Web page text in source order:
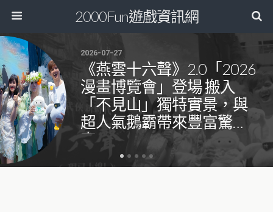
2000Fun遊戲資訊網
2026-07-27
《燕雲十六聲》2.0「2026
漫畫博覽會」登場 搬入
「不見山」獨特實景，與
超人氣鵝霸帶來豐富驚
喜！